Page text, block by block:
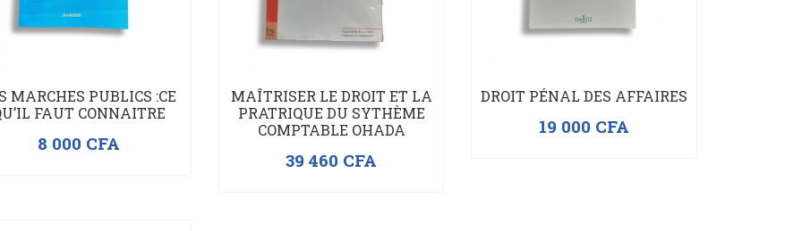
MARCHES PUBLICS :CE
FAUT CONNAITRE
8 000 CFA
MAÎTRISER LE DROIT ET LA
PRATRIQUE DU SYTHÈME
COMPTABLE OHADA
39 460 CFA
DROIT PÉNAL DES AFFAIRES
19 000 CFA